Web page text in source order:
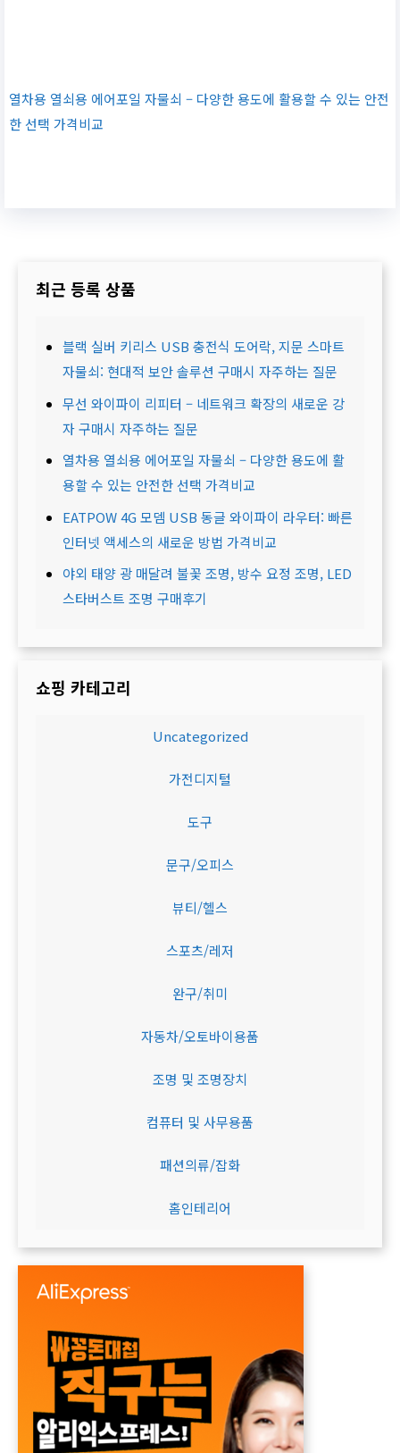
열차용 열쇠용 에어포일 자물쇠 – 다양한 용도에 활용할 수 있는 안전
한 선택 가격비교
최근 등록 상품
블랙 실버 키리스 USB 충전식 도어락, 지문 스마트
자물쇠: 현대적 보안 솔루션 구매시 자주하는 질문
무선 와이파이 리피터 – 네트워크 확장의 새로운 강
자 구매시 자주하는 질문
열차용 열쇠용 에어포일 자물쇠 – 다양한 용도에 활
용할 수 있는 안전한 선택 가격비교
EATPOW 4G 모뎀 USB 동글 와이파이 라우터: 빠른
인터넷 액세스의 새로운 방법 가격비교
야외 태양 광 매달려 불꽃 조명, 방수 요정 조명, LED
스타버스트 조명 구매후기
쇼핑 카테고리
Uncategorized
가전디지털
도구
문구/오피스
뷰티/헬스
스포츠/레저
완구/취미
자동차/오토바이용품
조명 및 조명장치
컴퓨터 및 사무용품
패션의류/잡화
홈인테리어